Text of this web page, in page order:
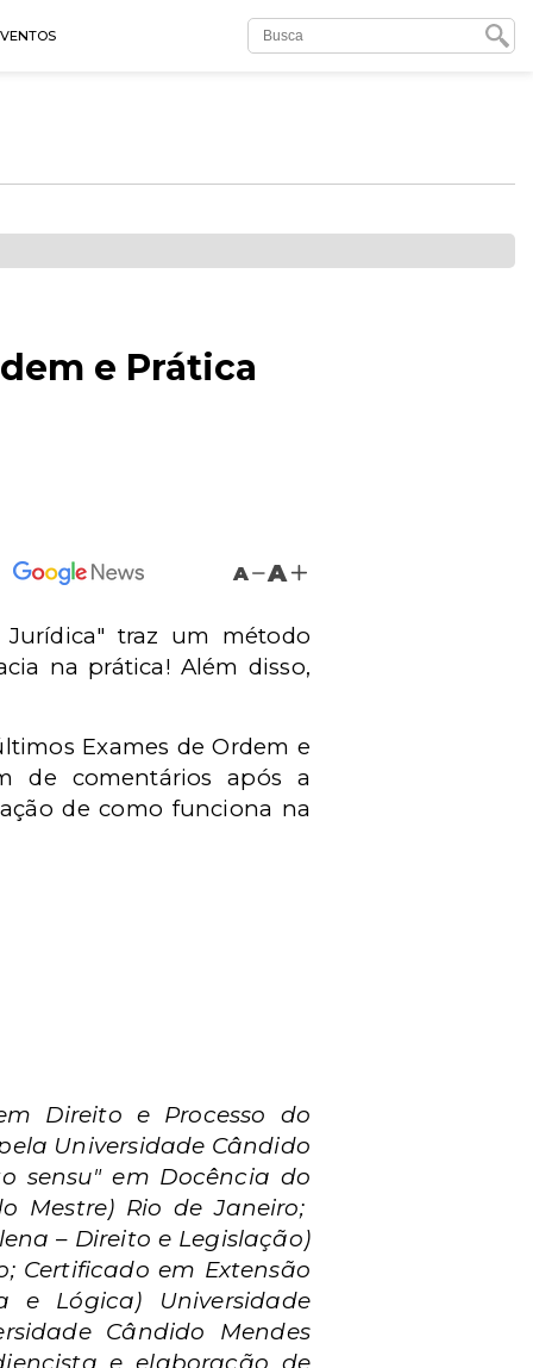
e Prática
A A
traz um método
na prática! Além disso,
Exames de Ordem e
de comentários após a
de como funciona na
Direito e Processo do
Universidade Cândido
sensu" em Docência do
Mestre) Rio de Janeiro;
– Direito e Legislação)
Certificado em Extensão
e Lógica) Universidade
Cândido Mendes